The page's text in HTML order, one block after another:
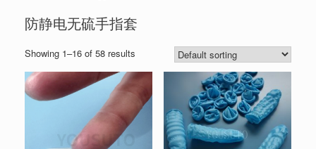
防静电无硫手指套
Showing 1–16 of 58 results